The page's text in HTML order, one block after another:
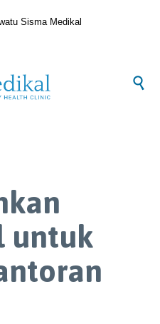
Sisma Medikal

untuk